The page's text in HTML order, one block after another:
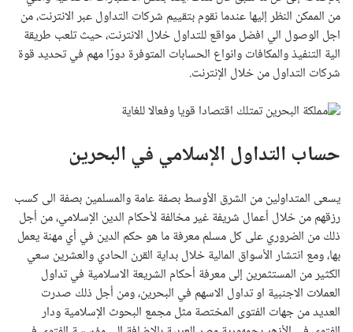
من الممكن النظر إليها عندما نقوم بتقييم شركات التداول عبر الانترنت، من
اجل الوصول الي افضل مواقع للتداول خلال الانترنت، حيث تلعب طريقة
الية التنفيذ والمكافات وانواع الحسابات المتوفرة دورًا مهم في تحديد قوة
شركات التداول من خلال الإنترنت.
حساب التداول الإسلامي في البحرين
يسعى المتداولين من الشرق الأوسط بصفة عامة والمسلمين بصفة الى كسب
رزقهم من خلال أعمال شريفة غير مخالفة لأحكام الدين الإسلامي، من أجل
ذلك من الضروري على كل مسلم معرفة ما هو حكم الدين في أي مهنة يعمل
بها، ومع انتشار الأسواق المالية خلال بداية القرن الحادي والعشرين سعي
الكثير من المستثمرين إلى معرفة أحكام الشريعة الاسلامية في تداول
العملات الاجنبية او تداول الاسهم في البحرين، ومن أجل ذلك صدرت
العديد من جهات الفتوى المختصة مثل مجمع البحوث الإسلامية ودار